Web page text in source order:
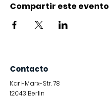
Compartir este evento
Contacto
Karl-Marx-Str. 78
12043 Berlin